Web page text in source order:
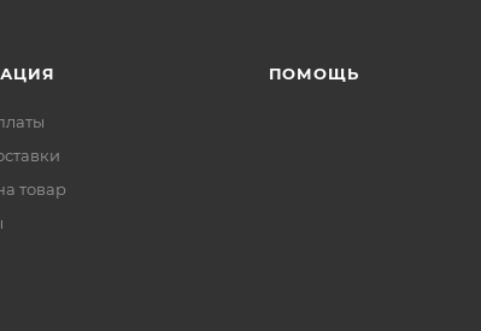
товар
ПОМОЩЬ